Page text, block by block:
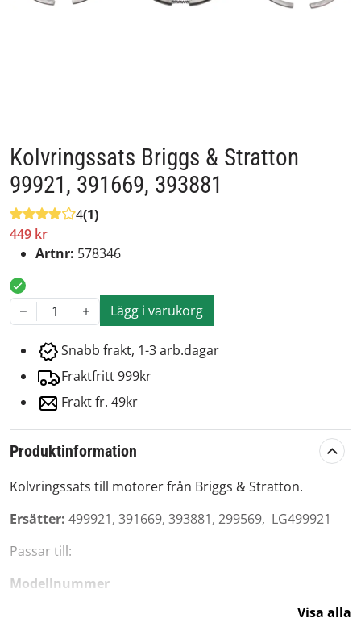
Kolvringssats Briggs & Stratton
99921, 391669, 393881
4(1)
449 kr
Artnr: 578346
1 Lägg i varukorg
Snabb frakt, 1-3 arb.dagar
Fraktfritt 999kr
Frakt fr. 49kr
Produktinformation
Kolvringssats till motorer från Briggs & Stratton.
Ersätter: 499921, 391669, 393881, 299569, LG499921
Passar till:
Modellnummer
Visa alla